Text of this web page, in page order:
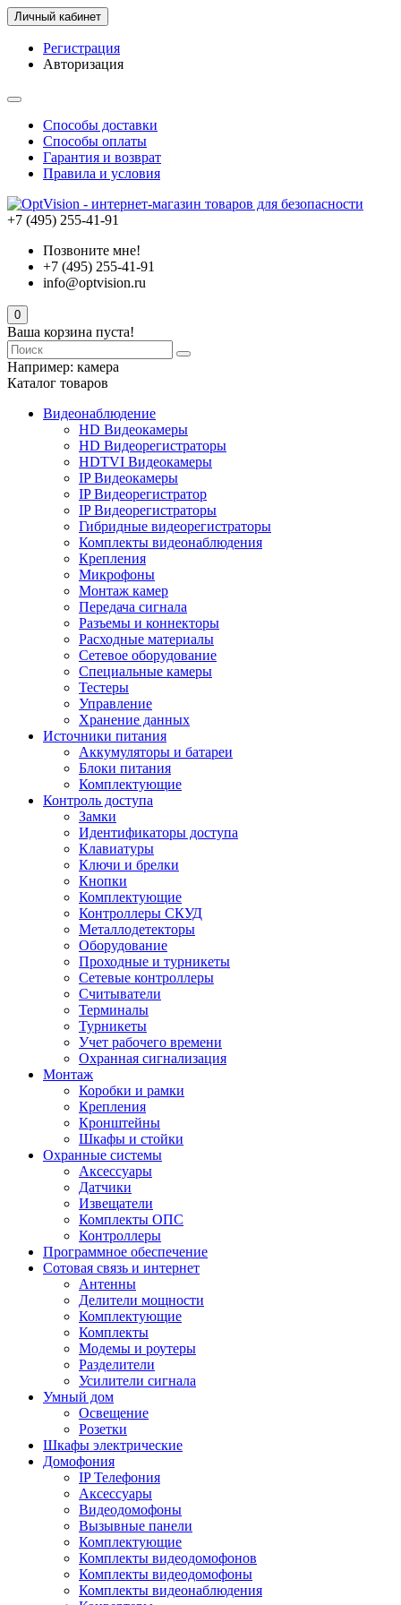
Личный кабинет
Регистрация
Авторизация
Способы доставки
Способы оплаты
Гарантия и возврат
Правила и условия
+7 (495) 255-41-91
Позвоните мне!
+7 (495) 255-41-91
info@optvision.ru
0
Ваша корзина пуста!
Например: камера
Каталог товаров
Видеонаблюдение
HD Видеокамеры
HD Видеорегистраторы
HDTVI Видеокамеры
IP Видеокамеры
IP Видеорегистратор
IP Видеорегистраторы
Гибридные видеорегистраторы
Комплекты видеонаблюдения
Крепления
Микрофоны
Монтаж камер
Передача сигнала
Разъемы и коннекторы
Расходные материалы
Сетевое оборудование
Специальные камеры
Тестеры
Управление
Хранение данных
Источники питания
Аккумуляторы и батареи
Блоки питания
Комплектующие
Контроль доступа
Замки
Идентификаторы доступа
Клавиатуры
Ключи и брелки
Кнопки
Комплектующие
Контроллеры СКУД
Металлодетекторы
Оборудование
Проходные и турникеты
Сетевые контроллеры
Считыватели
Терминалы
Турникеты
Учет рабочего времени
Охранная сигнализация
Монтаж
Коробки и рамки
Крепления
Кронштейны
Шкафы и стойки
Охранные системы
Аксессуары
Датчики
Извещатели
Комплекты ОПС
Контроллеры
Программное обеспечение
Сотовая связь и интернет
Антенны
Делители мощности
Комплектующие
Комплекты
Модемы и роутеры
Разделители
Усилители сигнала
Умный дом
Освещение
Розетки
Шкафы электрические
Домофония
IP Телефония
Аксессуары
Видеодомофоны
Вызывные панели
Комплектующие
Комплекты видеодомофонов
Комплекты видеодомофоны
Комплекты видеонаблюдения